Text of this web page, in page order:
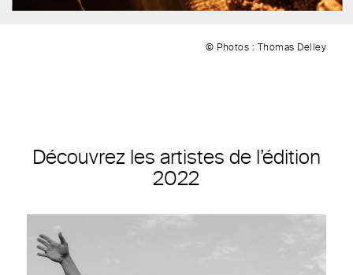
© Photos : Thomas Delley
Découvrez les artistes de l’édition
2022